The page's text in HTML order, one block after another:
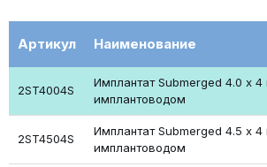
Артикул Наименование
2ST4004S
Имплантат Submerged 4.0 х
имплантоводом
2ST4504S
Имплантат Submerged 4.5 х
имплантоводом